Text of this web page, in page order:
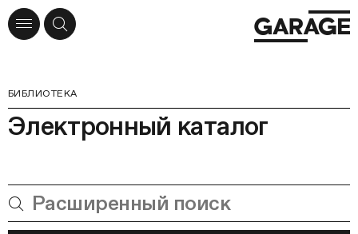
БИБЛИОТЕКА
Электронный каталог